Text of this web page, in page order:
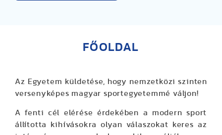
FŐOLDAL
Az Egyetem küldetése, hogy nemzetközi szinten
versenyképes magyar sportegyetemmé váljon!
A fenti cél elérése érdekében a modern sport
állította kihívásokra olyan válaszokat keres az